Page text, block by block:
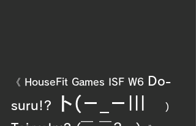
《 HouseFit Games ISF W6
Do-
suru!?
ト(－_－||| )